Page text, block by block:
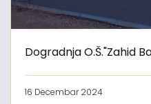
Dogradnja O.Š."Zahid
16 Decembar 2024